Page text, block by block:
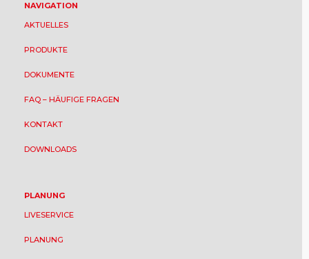
NAVIGATION
AKTUELLES
PRODUKTE
DOKUMENTE
FAQ – HÄUFIGE FRAGEN
KONTAKT
DOWNLOADS
PLANUNG
LIVESERVICE
PLANUNG